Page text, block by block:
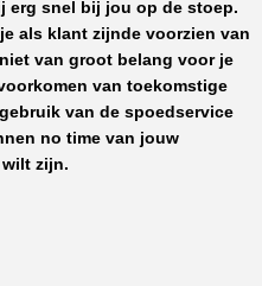
erg snel bij jou op de stoep.
als klant zijnde voorzien van
van groot belang voor je
van toekomstige
van de spoedservice
no time van jouw
zijn.